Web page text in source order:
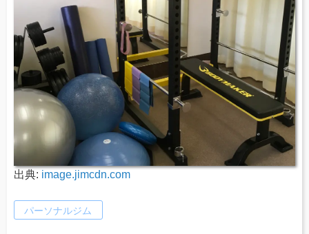
出典: image.jimcdn.com
パーソナルジム